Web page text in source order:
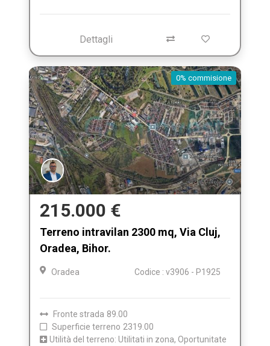
Dettagli
0% commisione
215.000 €
Terreno intravilan 2300 mq, Via Cluj,
Oradea, Bihor.
Oradea Codice : v3906 - P1925
Fronte strada 89.00
Superficie terreno 2319.00
Utilità del terreno: Utilitati in zona, Oportunitate